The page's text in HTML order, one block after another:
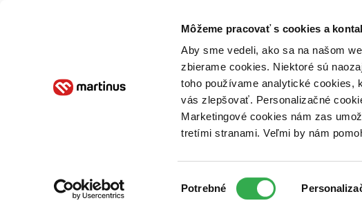
Môžeme pracovať s cookies a
Aby sme vedeli, ako sa na našom
zbierame cookies. Niektoré sú
toho používame analytické cookies,
vás zlepšovať. Personalizačné
Marketingové cookies nám zas
tretími stranami. Veľmi by nám
súhlasu
Potrebné
Poukážky Kontakt